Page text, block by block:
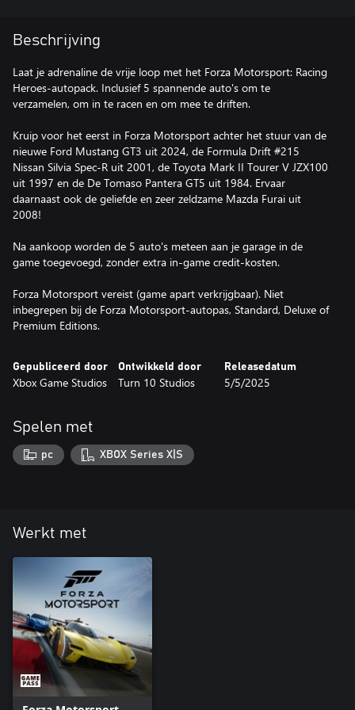
Beschrijving
Laat je adrenaline de vrije loop met het Forza Motorsport: Racing
Heroes-autopack. Inclusief 5 spannende auto's om te
verzamelen, om in te racen en om mee te driften.
Kruip voor het eerst in Forza Motorsport achter het stuur van de
nieuwe Ford Mustang GT3 uit 2024, de Formula Drift #215
Nissan Silvia Spec-R uit 2001, de Toyota Mark II Tourer V JZX100
uit 1997 en de De Tomaso Pantera GT5 uit 1984. Ervaar
daarnaast ook de geliefde en zeer zeldzame Mazda Furai uit
2008!
Na aankoop worden de 5 auto's meteen aan je garage in de
game toegevoegd, zonder extra in-game credit-kosten.
Forza Motorsport vereist (game apart verkrijgbaar). Niet
inbegrepen bij de Forza Motorsport-autopas, Standard, Deluxe of
Premium Editions.
Gepubliceerd door
Xbox Game Studios
Ontwikkeld door
Turn 10 Studios
Releasedatum
5/5/2025
Spelen met
pc XBOX Series X|S
Werkt met